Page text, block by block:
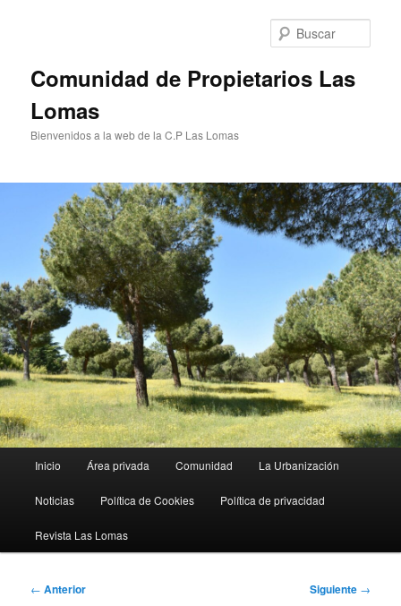
Comunidad de Propietarios Las
Lomas
Bienvenidos a la web de la C.P Las Lomas
Inicio Área privada Comunidad La Urbanización
Noticias Política de Cookies Política de privacidad
Revista Las Lomas
Navegación
← Anterior Siguiente →